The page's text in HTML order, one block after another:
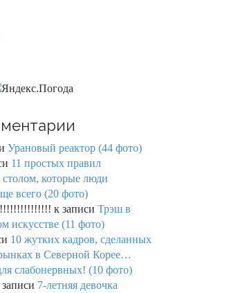
Урановый реактор (44 фото)
11 простых правил
столом, которые люди
всего (20 фото)
к записи Трэш в
искусстве (11 фото)
10 жутких кадров, сделанных
в Северной Корее…
слабонервных! (10 фото)
7-летняя девочка